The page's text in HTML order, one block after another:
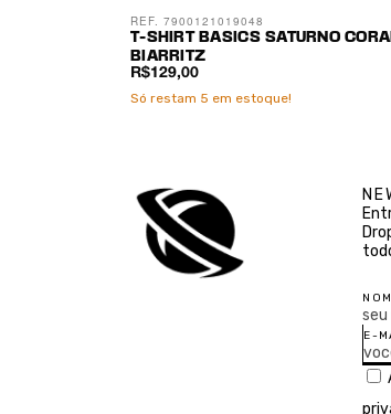
T-SHIRT BASICS SATURNO
BIARRITZ
R$129,00
REF. 7900121019048
Só restam 5 em estoque!
E-